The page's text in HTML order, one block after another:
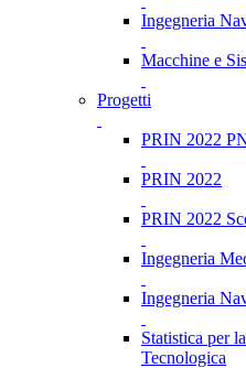
Ingegneria
Macchine e
Progetti
PRIN 2022
PRIN 2022
PRIN 2022
Ingegneria
Ingegneria
Statistica per
Tecnologica